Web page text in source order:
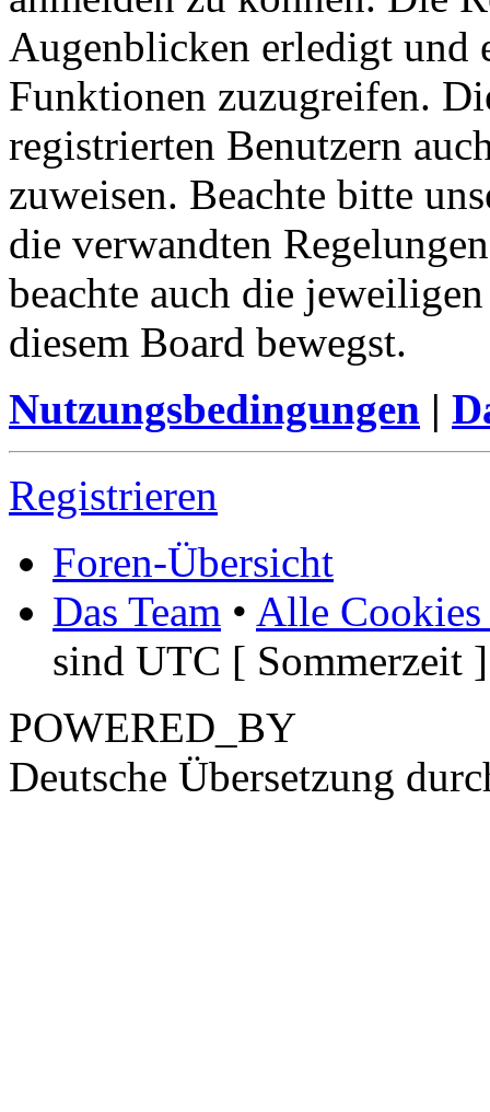
Augenblicken erledigt und
Funktionen zuzugreifen.
registrierten Benutzern
zuweisen. Beachte bitte
die verwandten
beachte auch die
diesem Board bewegst.
Nutzungsbedingungen |
Registrieren
Foren-Übersicht
Das Team • Alle Cookies
sind UTC [ Sommerzeit ]
POWERED_BY
Deutsche Übersetzung